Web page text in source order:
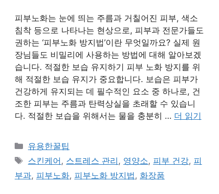
피부노화는 눈에 띄는 주름과 거칠어진 피부, 색소
침착 등으로 나타나는 현상으로, 피부과 전문가들도
권하는 ‘피부노화 방지법’이란 무엇일까요? 실제 원
장님들도 비밀리에 사용하는 방법에 대해 알아보겠
습니다. 적절한 보습 유지하기 피부 노화 방지를 위
해 적절한 보습 유지가 중요합니다. 보습은 피부가
건강하게 유지되는 데 필수적인 요소 중 하나로, 건
조한 피부는 주름과 탄력상실을 초래할 수 있습니
다. 적절한 보습을 위해서는 물을 충분히 … 더 읽기
카
테
리
유용한꿀팁
태
그
스킨케어 , 스트레스 관리 , 영양소, 피부 건강, 피
부과, 피부노화, 피부노화 방지법, 화장품